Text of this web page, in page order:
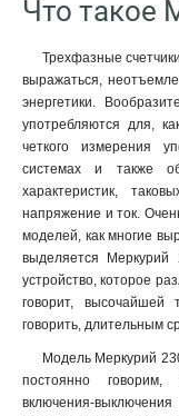
Что такое
Трехфазные
выражаться,
энергетики.
употребляются для,
четкого измерения
системах и также
характеристик,
напряжение и ток.
моделей, как многие
выделяется
устройство, которое
говорит,
говорить, длительным
Модель Меркурий
постоянно говорим,
включения-